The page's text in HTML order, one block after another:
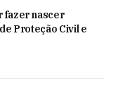
fazer nascer
Proteção Civil e